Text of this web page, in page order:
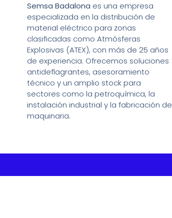
Semsa Badalona es una empresa
especializada en la distribución de
material eléctrico para zonas
clasificadas como Atmósferas
Explosivas (ATEX), con más de 25 años
de experiencia. Ofrecemos soluciones
antideflagrantes, asesoramiento
técnico y un amplio stock para
sectores como la petroquímica, la
instalación industrial y la fabricación de
maquinaria.